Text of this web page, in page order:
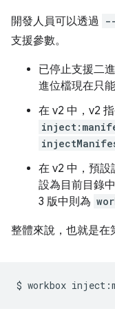
開發人員可以透過
支援參數。
已停止支援二
進位檔現在只
在 v2 中，v2
在 v2 中，預設
設為目前目錄
3 版中則為
整體來說，也就是在
$ workbox